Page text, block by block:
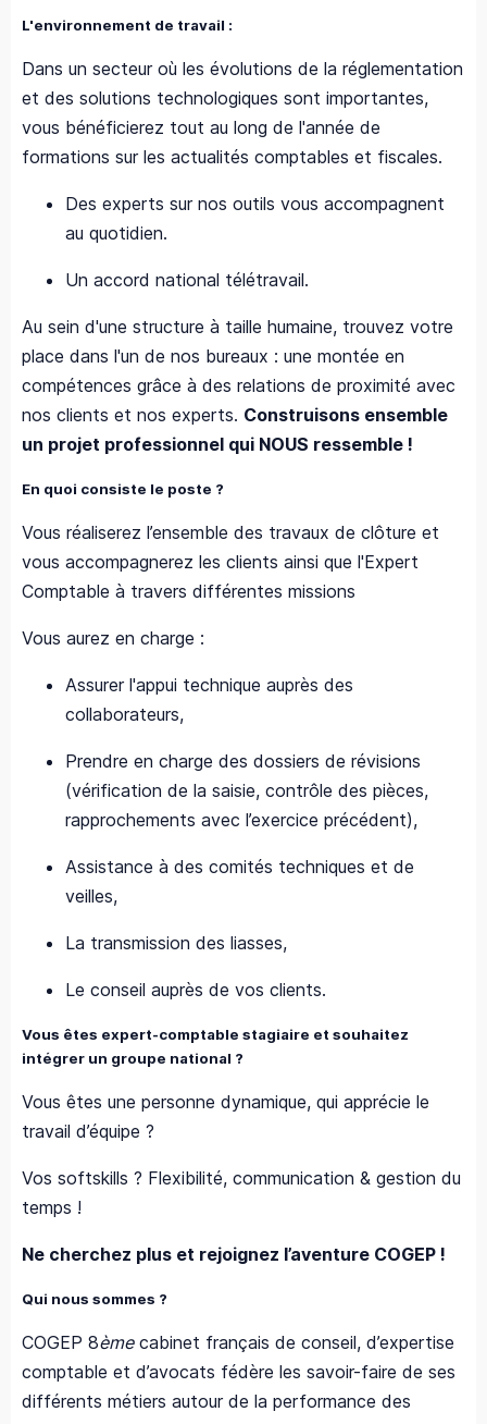
L'environnement de travail :
Dans un secteur où les évolutions de la réglementation
et des solutions technologiques sont importantes,
vous bénéficierez tout au long de l'année de
formations sur les actualités comptables et fiscales.
Des experts sur nos outils vous accompagnent
au quotidien.
Un accord national télétravail.
Au sein d'une structure à taille humaine, trouvez votre
place dans l'un de nos bureaux : une montée en
compétences grâce à des relations de proximité avec
nos clients et nos experts. Construisons ensemble
un projet professionnel qui NOUS ressemble !
En quoi consiste le poste ?
Vous réaliserez l’ensemble des travaux de clôture et
vous accompagnerez les clients ainsi que l'Expert
Comptable à travers différentes missions
Vous aurez en charge :
Assurer l'appui technique auprès des
collaborateurs,
Prendre en charge des dossiers de révisions
(vérification de la saisie, contrôle des pièces,
rapprochements avec l’exercice précédent),
Assistance à des comités techniques et de
veilles,
La transmission des liasses,
Le conseil auprès de vos clients.
Vous êtes expert-comptable stagiaire et souhaitez
intégrer un groupe national ?
Vous êtes une personne dynamique, qui apprécie le
travail d’équipe ?
Vos softskills ? Flexibilité, communication & gestion du
temps !
Ne cherchez plus et rejoignez l’aventure COGEP !
Qui nous sommes ?
COGEP 8èmecabinet français de conseil, d’expertise
comptable et d’avocats fédère les savoir-faire de ses
différents métiers autour de la performance des